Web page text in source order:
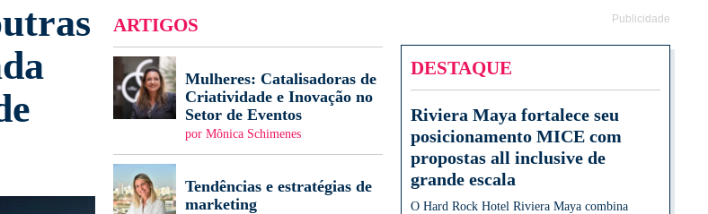
ARTIGOS
Mulheres: Catalisadoras de
Criatividade e Inovação no
Setor de Eventos
por Mônica Schimenes
Tendências e estratégias de
marketing
Publicidade
DESTAQUE
Riviera Maya fortalece seu
posicionamento MICE com
propostas all inclusive de
grande escala
O Hard Rock Hotel Riviera Maya combina